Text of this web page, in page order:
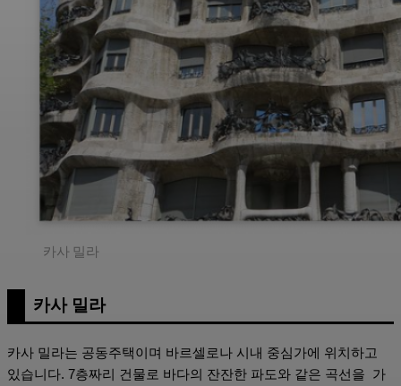
카사 밀라
카사 밀라
카사 밀라는 공동주택이며 바르셀로나 시내 중심가에 위치하고
있습니다. 7층짜리 건물로 바다의 잔잔한 파도와 같은 곡선을 가